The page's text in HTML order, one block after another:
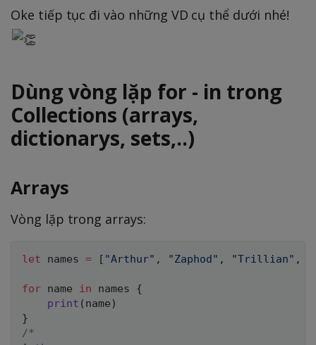
Oke tiếp tục đi vào những VD cụ thể dưới nhé!
Dùng vòng lặp for - in trong
Collections (arrays,
dictionarys, sets,..)
Arrays
Vòng lặp trong arrays:
let names = [ "Arthur" , "Zaphod" , "Trillian" ,
for name in names {
print ( name )
}
/*